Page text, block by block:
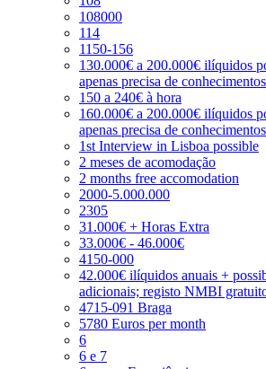
108000
114
1150-156
130.000€ a 200.000€ ilíquidos
apenas precisa de
150 a 240€ à hora
160.000€ a 200.000€ ilíquidos
apenas precisa de
1st Interview in Lisboa possible
2 meses de acomodação
2 months free accomodation
2000-5.000.000
2305
31.000€ + Horas Extra
33.000€ - 46.000€
4150-000
42.000€ ilíquidos anuais +
adicionais; registo NMBI
4715-091 Braga
5780 Euros per month
6
6 e 7